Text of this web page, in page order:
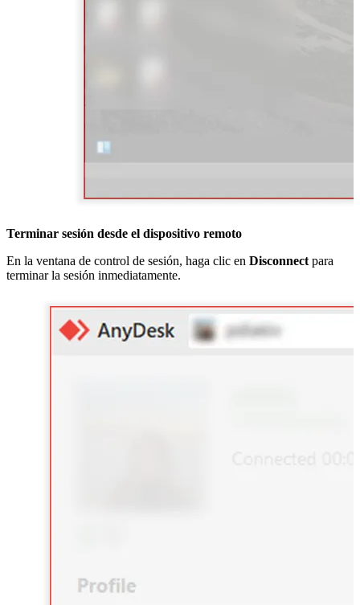
Terminar sesión desde el dispositivo remoto
En la ventana de control de sesión, haga clic en Disconnect para
terminar la sesión inmediatamente.